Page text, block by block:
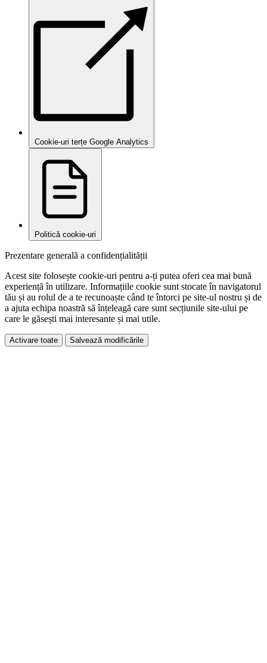
Cookie-uri terțe Google Analytics
Politică cookie-uri
Prezentare generală a confidențialității
Acest site folosește cookie-uri pentru a-ți putea oferi cea mai bună
experiență în utilizare. Informațiile cookie sunt stocate în navigatorul
tău și au rolul de a te recunoaște când te întorci pe site-ul nostru și de
a ajuta echipa noastră să înțeleagă care sunt secțiunile site-ului pe
care le găsești mai interesante și mai utile.
Activare toate Salvează modificările